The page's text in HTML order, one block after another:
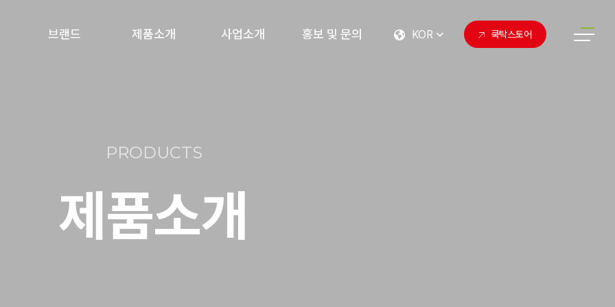
브랜드 제품소개
반생면류
압출면류
떡·분모자류
사업소개
식자재사업
홍보 및 문의 KOR 쿡탁스토어
PRODUCTS
제품소개